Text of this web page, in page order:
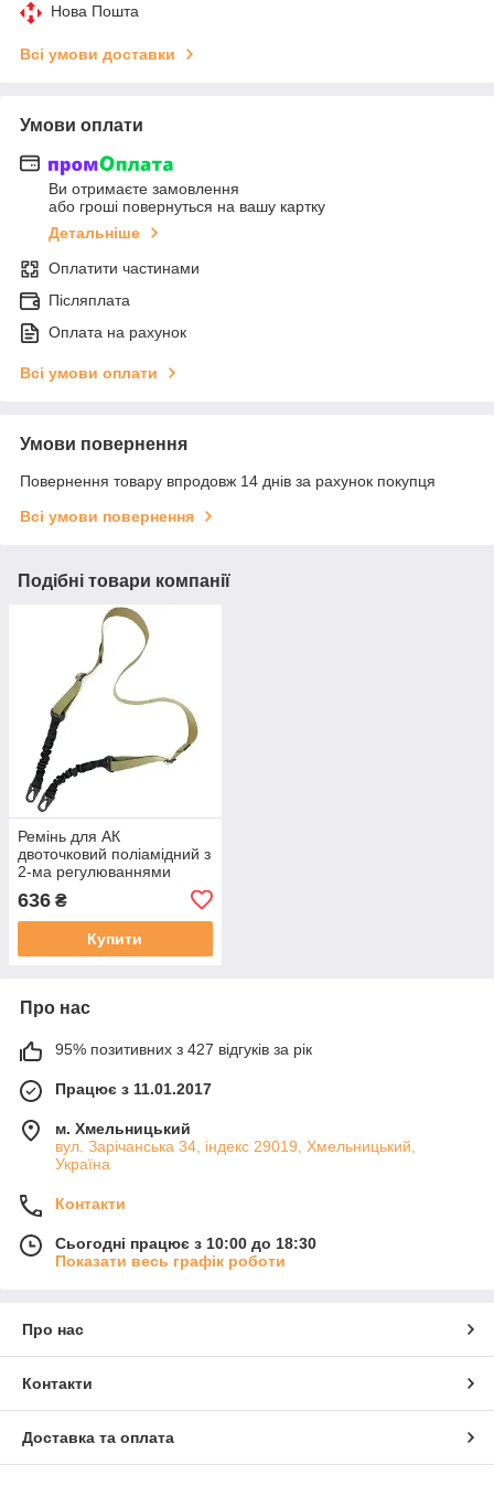
Нова Пошта
Всі умови доставки
Умови оплати
Ви отримаєте замовлення
або гроші повернуться на вашу картку
Детальніше
Оплатити частинами
Післяплата
Оплата на рахунок
Всі умови оплати
Умови повернення
Повернення товару впродовж 14 днів за рахунок покупця
Всі умови повернення
Подібні товари компанії
Ремінь для АК
двоточковий поліамідний з
2-ма регулюваннями
636 ₴
Купити
Про нас
95% позитивних з 427 відгуків за рік
Працює з 11.01.2017
м. Хмельницький
вул. Зарічанська 34, індекс 29019, Хмельницький,
Україна
Контакти
Сьогодні працює з 10:00 до 18:30
Показати весь графік роботи
Про нас
Контакти
Доставка та оплата